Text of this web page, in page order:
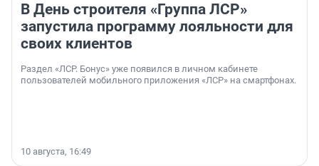
В День строителя «Группа ЛСР»
запустила программу лояльности для
своих клиентов
Раздел «ЛСР. Бонус» уже появился в личном кабинете
пользователей мобильного приложения «ЛСР» на смартфонах.
10 августа, 16:49